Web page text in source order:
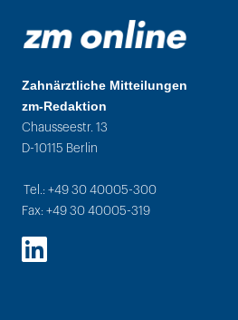
Zahnärztliche Mitteilungen
zm-Redaktion
Chausseestr. 13
D-10115 Berlin
Tel.: +49 30 40005-300
Fax: +49 30 40005-319
LinkedIn